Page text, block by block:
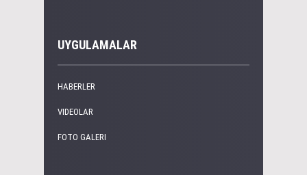
UYGULAMALAR
HABERLER
VIDEOLAR
FOTO GALERI